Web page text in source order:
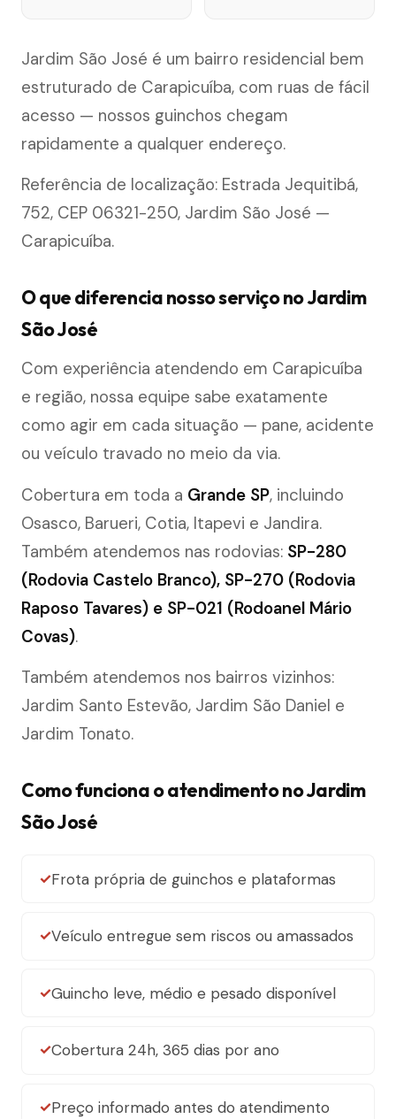
Jardim São José é um bairro residencial bem
estruturado de Carapicuíba, com ruas de fácil
acesso — nossos guinchos chegam
rapidamente a qualquer endereço.
Referência de localização: Estrada Jequitibá,
752, CEP 06321-250, Jardim São José —
Carapicuíba.
O que diferencia nosso serviço no Jardim
São José
Com experiência atendendo em Carapicuíba
e região, nossa equipe sabe exatamente
como agir em cada situação — pane, acidente
ou veículo travado no meio da via.
Cobertura em toda a Grande SP, incluindo
Osasco, Barueri, Cotia, Itapevi e Jandira.
Também atendemos nas rodovias: SP-280
(Rodovia Castelo Branco), SP-270 (Rodovia
Raposo Tavares) e SP-021 (Rodoanel Mário
Covas).
Também atendemos nos bairros vizinhos:
Jardim Santo Estevão, Jardim São Daniel e
Jardim Tonato.
Como funciona o atendimento no Jardim
São José
Frota própria de guinchos e plataformas
Veículo entregue sem riscos ou amassados
Guincho leve, médio e pesado disponível
Cobertura 24h, 365 dias por ano
Preço informado antes do atendimento